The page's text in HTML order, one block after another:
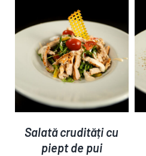
Salată crudități cu
piept de pui
ADAUGĂ ÎN COȘ
/
DETALII